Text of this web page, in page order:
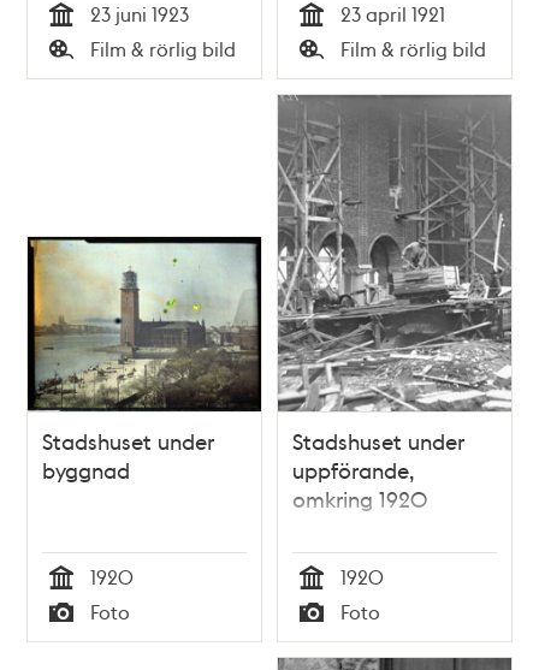
Tid
23 juni 1923
Typ
Film & rörlig bild Tid
23 april 1921
Typ
Film & rörlig bild
Stadshuset under
byggnad
Tid
1920
Typ
Foto
Stadshuset under
uppförande,
omkring 1920
Tid
1920
Typ
Foto